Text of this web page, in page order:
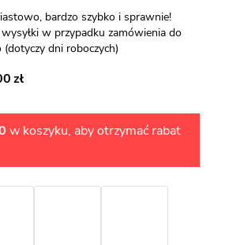
bardzo szybko i sprawnie!
w przypadku zamówienia do
dni roboczych)
w koszyku, aby otrzymać rabat